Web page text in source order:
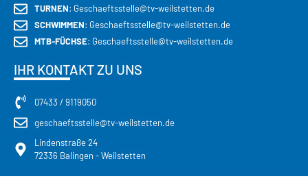
TURNEN: Geschaeftsstelle@tv-weilstetten.de
SCHWIMMEN: Geschaeftsstelle@tv-weilstetten.de
MTB-FÜCHSE: Geschaeftsstelle@tv-weilstetten.de
IHR KONTAKT ZU UNS
07433 / 9119050
geschaeftsstelle@tv-weilstetten.de
Lindenstraße 24
72336 Balingen - Weilstetten